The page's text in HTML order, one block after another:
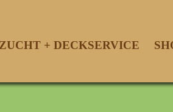
ZUCHT + DECKSERVICE